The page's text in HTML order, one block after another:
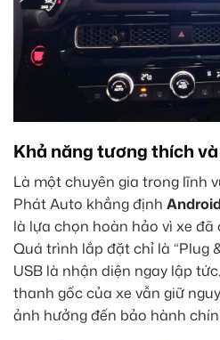
Khả năng tương thích
Là một chuyên gia trong lĩnh
Phát Auto khẳng định
là lựa chọn hoàn hảo vì xe đã
Quá trình lắp đặt chỉ là “Plug
USB là nhận diện ngay lập
thanh gốc của xe vẫn giữ
ảnh hưởng đến bảo hành